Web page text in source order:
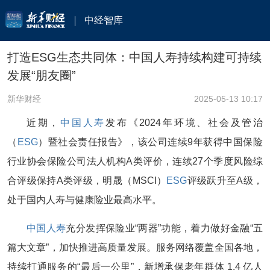
中经智库
打造ESG生态共同体：中国人寿持续构建可持续
发展“朋友圈”
新华财经 2025-05-13 10:17
近期， 中国人寿 发布《2024年环境、社会及管治
（ ESG）暨社会责任报告》，该公司连续9年获得中国保险
行业协会保险公司法人机构A类评价，连续27个季度风险综
合评级保持A类评级，明晟（MSCI）
ESG评级跃升至A级，
处于国内人寿与健康险业最高水平。
中国人寿充分发挥保险业“两器”功能，着力做好金融“五
篇大文章”，加快推进高质量发展。服务网络覆盖全国各地，
持续打通服务的“最后一公里”，新增承保老年群体 1.4 亿人